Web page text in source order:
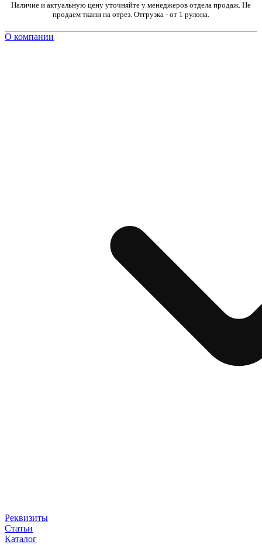
Наличие и актуальную цену уточняйте у менеджеров отдела продаж. Не
продаем ткани на отрез. Отгрузка - от 1 рулона.
О компании
Реквизиты
Статьи
Каталог